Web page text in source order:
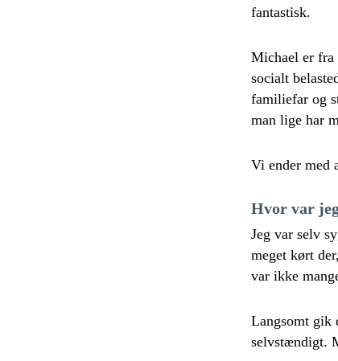
fantastisk.
Michael er fra
socialt
familiefar og
man lige har
Vi ender med
Hvor var
Jeg var selv
meget kørt
var ikke
Langsomt gik
selvstændigt.